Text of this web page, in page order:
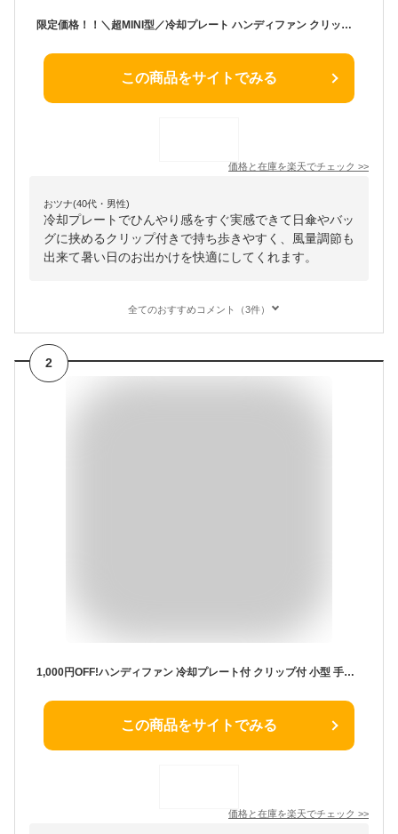
限定価格！！＼超MINI型／冷却プレート ハンディファン クリップ 小型 日傘用 携帯扇風機 クリップ ミニ扇風機 5段階調節 手持ち扇風機 強力 充電式 ハンディファン クリップ 超小型 扇風機 ネッククーラー 最強 扇風機クリップ pse認証済 超小型 ハンディ扇風機 熱中症対策
この商品をサイトでみる
価格と在庫を楽天でチェック >>
おツナ(40代・男性)
冷却プレートでひんやり感をすぐ実感できて日傘やバッ
グに挟めるクリップ付きで持ち歩きやすく、風量調節も
出来て暑い日のお出かけを快適にしてくれます。
全てのおすすめコメント（3件）
2
1,000円OFF!ハンディファン 冷却プレート付 クリップ付 小型 手持ち扇風機 2000mAh ポータブル扇風機 強風 静音 瞬間冷感 ペルチェ素子 クーラー コンパクト Type-c充電式ファン 持ち運び 首掛け 携帯扇風機 最大5段階強力冷風 ポータブルファン 猛暑 熱中症対策 母の日
この商品をサイトでみる
価格と在庫を楽天でチェック >>